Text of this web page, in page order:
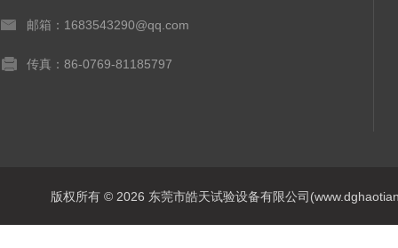
邮箱：1683543290@qq.com
传真：86-0769-81185797
版权所有 © 2026 东莞市皓天试验设备有限公司